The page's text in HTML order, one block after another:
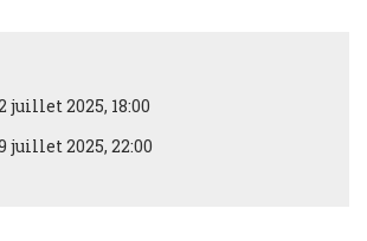
juillet 2025, 18:00
juillet 2025, 22:00